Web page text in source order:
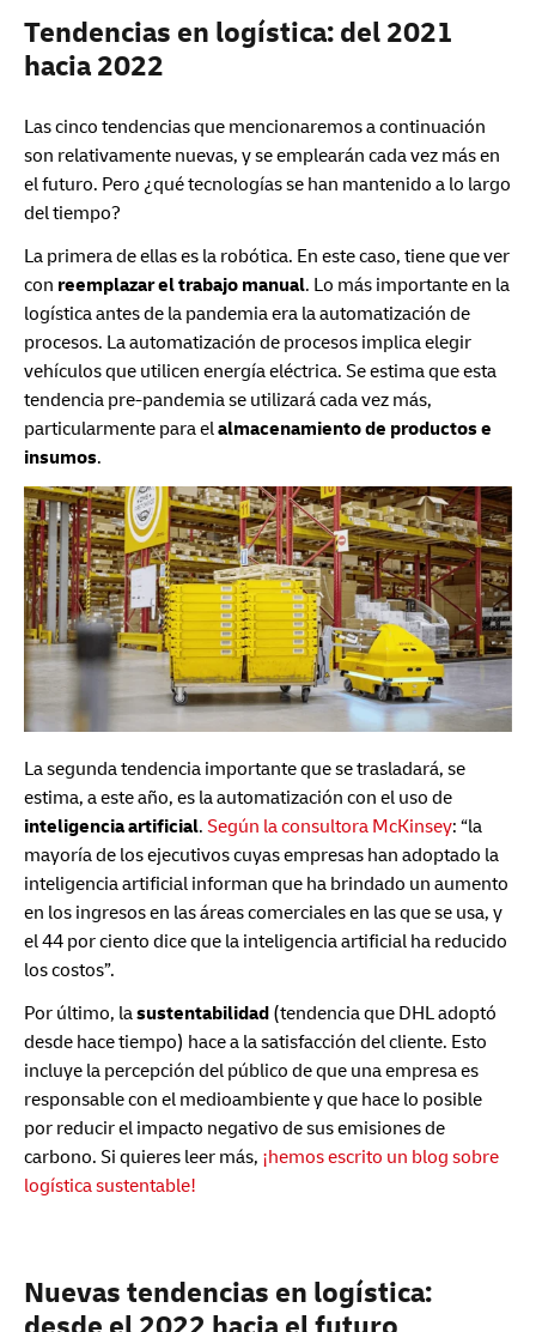
Tendencias en logística: del 2021
hacia 2022
Las cinco tendencias que mencionaremos a continuación
son relativamente nuevas, y se emplearán cada vez más en
el futuro. Pero ¿qué tecnologías se han mantenido a lo largo
del tiempo?
La primera de ellas es la robótica. En este caso, tiene que ver
con reemplazar el trabajo manual. Lo más importante en la
logística antes de la pandemia era la automatización de
procesos. La automatización de procesos implica elegir
vehículos que utilicen energía eléctrica. Se estima que esta
tendencia pre-pandemia se utilizará cada vez más,
particularmente para elalmacenamiento de productos e
insumos.
La segunda tendencia importante que se trasladará, se
estima, a este año, es la automatización con el uso de
inteligencia artificial. Según la consultora McKinsey: “la
mayoría de los ejecutivos cuyas empresas han adoptado la
inteligencia artificial informan que ha brindado un aumento
en los ingresos en las áreas comerciales en las que se usa, y
el 44 por ciento dice que la inteligencia artificial ha reducido
los costos”.
Por último, lasustentabilidad (tendencia que DHL adoptó
desde hace tiempo) hace a la satisfacción del cliente. Esto
incluye la percepción del público de que una empresa es
responsable con el medioambiente y que hace lo posible
por reducir el impacto negativo de sus emisiones de
carbono. Si quieres leer más, ¡hemos escrito un blog sobre
logística sustentable!
Nuevas tendencias en logística: